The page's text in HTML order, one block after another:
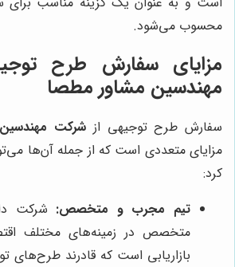
محسوب می‌شود.
مزایای سفارش طرح
مهندسین مشاور مطصا
سفارش طرح توجیهی از شرکت
مزایای متعددی است که از جمله آن‌ها
کرد:
تیم مجرب و متخصص: شرکت
متخصص در زمینه‌های مختلف
بازاریابی است که قادرند طرح‌های